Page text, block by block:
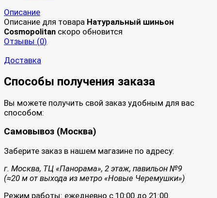
Описание
Описание для товара Натуральный шиньон
Cosmopolitan скоро обновится
Отзывы (0)
Доставка
Способы получения заказа
Вы можете получить свой заказ удобным для вас
способом:
Самовывоз (Москва)
Заберите заказ в нашем магазине по адресу:
г. Москва, ТЦ «Панорама», 2 этаж, павильон №9
(≈20 м от выхода из метро «Новые Черемушки»)
Режим работы: ежедневно с 10:00 до 21:00.